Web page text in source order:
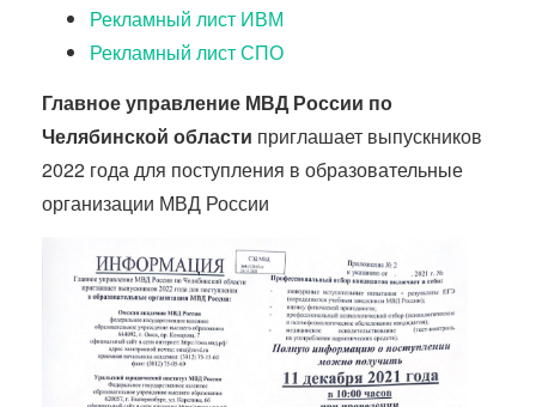
Рекламный лист ИВМ
Рекламный лист СПО
Главное управление МВД России по
Челябинской области приглашает выпускников
2022 года для поступления в образовательные
организации МВД России